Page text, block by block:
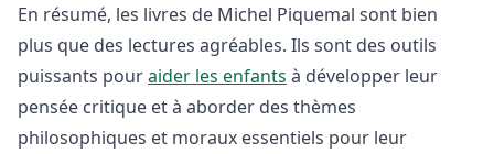
En résumé, les livres de Michel Piquemal sont bien
plus que des lectures agréables. Ils sont des outils
puissants pouraider les enfants à développer leur
pensée critique et à aborder des thèmes
philosophiques et moraux essentiels pour leur